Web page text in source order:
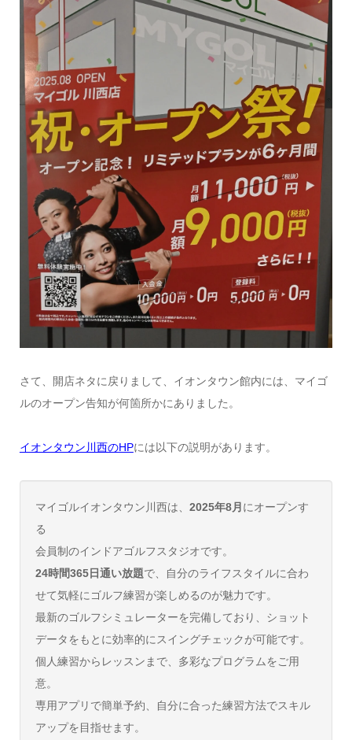
さて、開店ネタに戻りまして、イオンタウン館内には、マイゴ
ルのオープン告知が何箇所かにありました。
イオンタウン川西のHPには以下の説明があります。
マイゴルイオンタウン川西は、 2025年8月 にオープンす
る
会員制のインドアゴルフスタジオです。
24時間365日通い放題で、自分のライフスタイルに合わ
せて気軽にゴルフ練習が楽しめるのが魅力です。
最新のゴルフシミュレーターを完備しており、ショット
データをもとに効率的にスイングチェックが可能です。
個人練習からレッスンまで、多彩なプログラムをご用
意。
専用アプリで簡単予約、自分に合った練習方法でスキル
アップを目指せます。